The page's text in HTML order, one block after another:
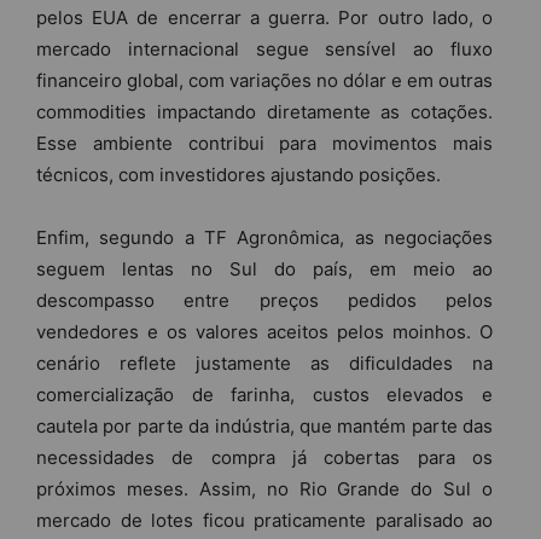
pelos EUA de encerrar a guerra. Por outro lado, o
mercado internacional segue sensível ao fluxo
financeiro global, com variações no dólar e em outras
commodities impactando diretamente as cotações.
Esse ambiente contribui para movimentos mais
técnicos, com investidores ajustando posições.
Enfim, segundo a TF Agronômica, as negociações
seguem lentas no Sul do país, em meio ao
descompasso entre preços pedidos pelos
vendedores e os valores aceitos pelos moinhos. O
cenário reflete justamente as dificuldades na
comercialização de farinha, custos elevados e
cautela por parte da indústria, que mantém parte das
necessidades de compra já cobertas para os
próximos meses. Assim, no Rio Grande do Sul o
mercado de lotes ficou praticamente paralisado ao